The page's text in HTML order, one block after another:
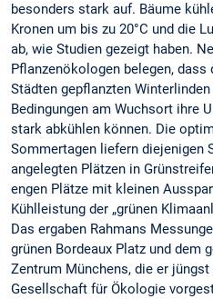
besonders stark auf. Bäume
Kronen um bis zu 20°C und die
ab, wie Studien gezeigt haben.
Pflanzenökologen belegen, dass
Städten gepflanzten
Bedingungen am Wuchsort ihre
stark abkühlen können. Die
Sommertagen liefern diejenigen
angelegten Plätzen in
engen Plätze mit kleinen
Kühlleistung der „grünen
Das ergaben Rahmans
grünen Bordeaux Platz und dem
Zentrum Münchens, die er
Gesellschaft für Ökologie